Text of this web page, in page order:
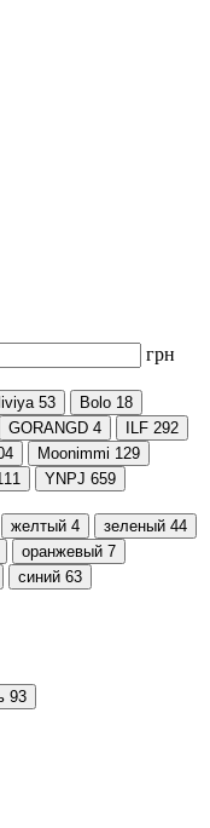
грн
53 Bolo 18
GORANGD 4 ILF 292
Moonimmi 129
YNPJ 659
желтый 4 зеленый 44
оранжевый 7
синий 63
93